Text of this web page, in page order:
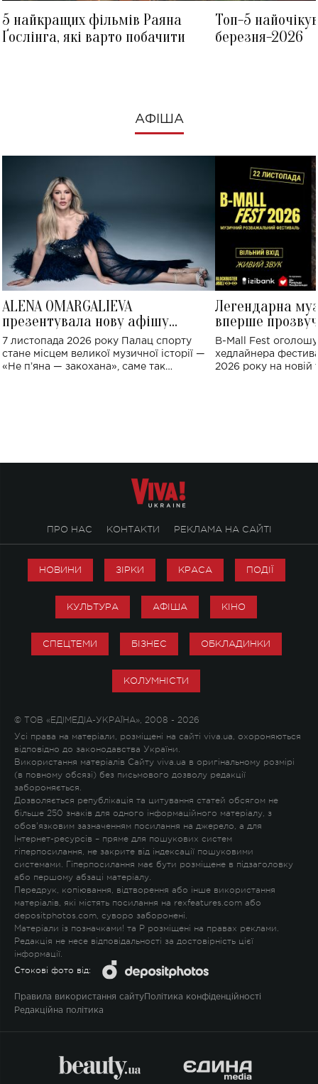
5 найкращих фільмів Раяна
Ґослінга, які варто побачити
Топ-5
березня-2026
АФІША
ALENA OMARGALIEVA
презентувала нову афішу
великого концерту в Палаці
спорту
7 листопада 2026 року Палац спорту
стане місцем великої музичної історії —
«Не пʼяна — закохана», саме так
Легендарна
вперше
Україні: де
B-Mall Fest
хедлайнера
2026 року на новій
ПРО НАС КОНТАКТИ РЕКЛАМА НА САЙТІ
НОВИНИ ЗІРКИ КРАСА ПОДІЇ
КУЛЬТУРА АФІША КІНО
СПЕЦТЕМИ БІЗНЕС ОБКЛАДИНКИ
КОЛУМНІСТИ
© ТОВ «ЕДІМЕДІА-УКРАЇНА», 2008 - 2026
Усі права на матеріали, розміщені на сайті viva.ua, охороняються
відповідно до законодавства України.
Використання матеріалів Сайту viva.ua в оригінальному розмірі
(в повному обсязі) без письмового дозволу редакції
забороняється.
Дозволяється републікація та цитування статей обсягом не
більше 250 знаків для одного інформаційного матеріалу, з
обов'язковим зазначенням посилання на джерело, а для
Інтернет-ресурсів – пряме для пошукових систем
гіперпосилання, не закрите від індексації пошуковими
системами. Гіперпосилання має бути розміщене в підзаголовку
або першому абзаці матеріалу.
Передрук, копіювання, відтворення або інше використання
матеріалів, які містять посилання на rexfeatures.com або
depositphotos.com, суворо заборонені.
Матеріали із позначками! та P розміщені на правах реклами.
Редакція не несе відповідальності за достовірність цієї
інформації.
Стокові фото від:
Правила використання сайту Політика конфіденційності
Редакційна політика